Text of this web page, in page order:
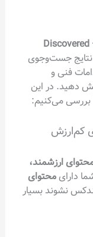
جست‌وجوی
فنی و
دهید. در این
بررسی می‌کنیم:
ارزشمند،
دارای محتوای
نشوند بسیار